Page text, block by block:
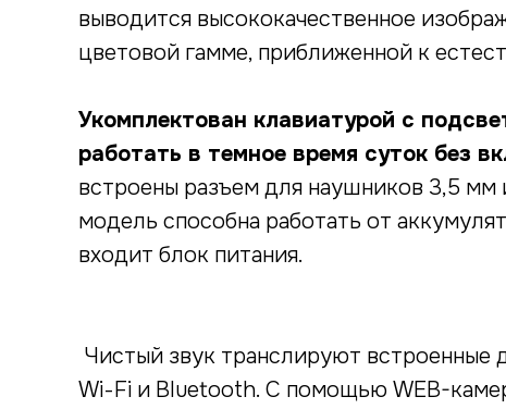
выводится высококачественное
цветовой гамме, приближенной к
Укомплектован клавиатурой с
работать в темное время суток без
встроены разъем для наушников 3,5
модель способна работать от
входит блок питания.
Чистый звук транслируют
Wi-Fi и Bluetooth. С помощью WEB-